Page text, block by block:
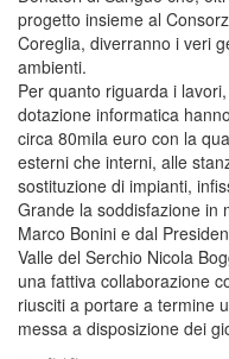
progetto insieme al
Coreglia, diverranno i veri
ambienti.
Per quanto riguarda i
dotazione informatica
circa 80mila euro con la
esterni che interni, alle
sostituzione di impianti,
Grande la soddisfazione in
Marco Bonini e dal
Valle del Serchio Nicola
una fattiva collaborazione
riusciti a portare a termine
messa a disposizione dei